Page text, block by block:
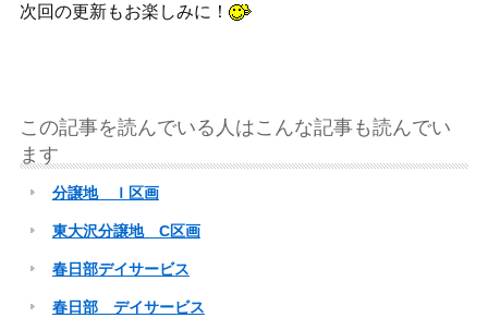
次回の更新もお楽しみに！
この記事を読んでいる人はこんな記事も読んでい
ます
分譲地 Ｉ区画
東大沢分譲地 C区画
春日部デイサービス
春日部 デイサービス